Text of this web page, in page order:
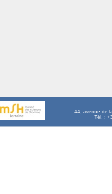
44, avenue de
Tél. :